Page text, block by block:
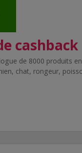
cashback
de 8000 produits
chat, rongeur,